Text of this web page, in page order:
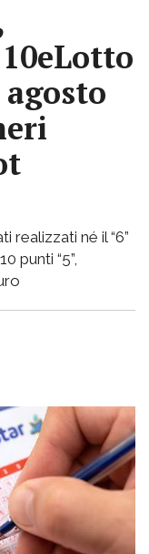
realizzati né il “6”
punti “5”,